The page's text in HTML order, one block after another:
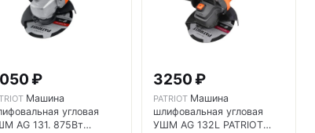
₽
Машина
угловая
AG 131. 875Вт
3250 ₽
PATRIOT Машина
шлифовальная угловая
УШМ AG 132L PATRIOT